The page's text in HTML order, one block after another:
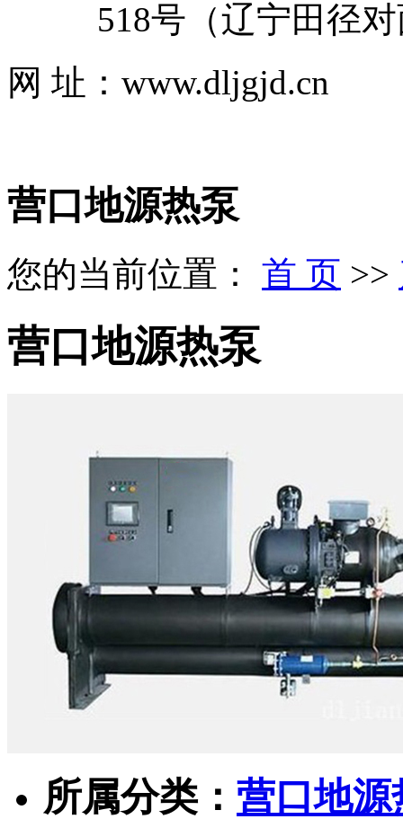
518号（辽宁田径对
网 址：www.dljgjd.cn
营口地源热泵
您的当前位置： 首 页 >>
营口地源热泵
所属分类： 营口地源